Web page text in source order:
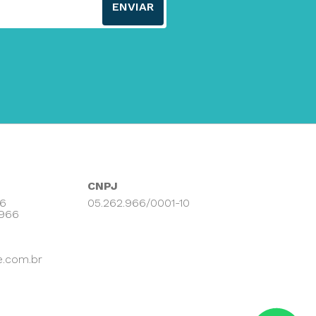
ENVIAR
CNPJ
05.262.966/0001-10